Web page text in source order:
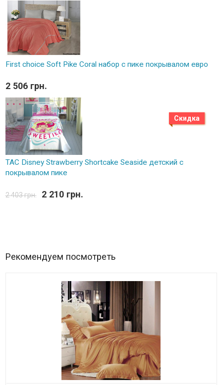
First choice Soft Pike Coral набор с пике покрывалом евро
2 506 грн.
Скидка
TAC Disney Strawberry Shortcake Seaside детский с
покрывалом пике
2 403 грн. 2 210 грн.
Рекомендуем посмотреть